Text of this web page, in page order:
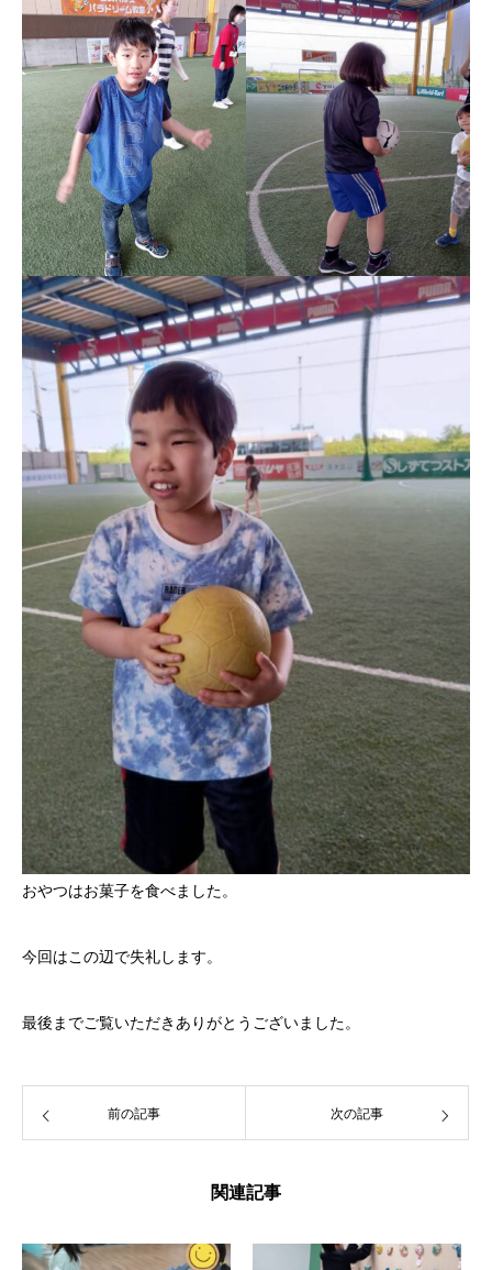
おやつはお菓子を食べました。
今回はこの辺で失礼します。
最後までご覧いただきありがとうございました。
前の記事 次の記事
関連記事